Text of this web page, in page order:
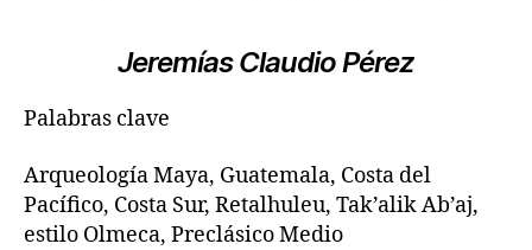
Jeremías Claudio Pérez
Palabras clave
Arqueología Maya, Guatemala, Costa del
Pacífico, Costa Sur, Retalhuleu, Tak’alik Ab’aj,
estilo Olmeca, Preclásico Medio